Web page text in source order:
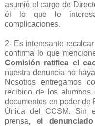
asumió el cargo de
él lo que le
complicaciones.
2- Es interesante
confirma lo que
Comisión ratifica el
nuestra denuncia no
Nosotros entregamos
recibido de los alumnos
documentos en poder de
Única del CCSM. Sin
prensa, el